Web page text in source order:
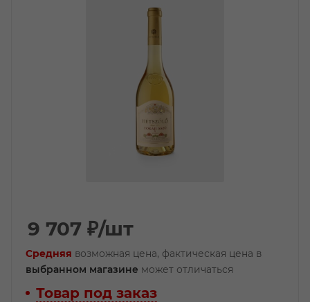
9 707 ₽/шт
Средняя возможная цена, фактическая цена в
выбранном магазине может отличаться
Товар под заказ